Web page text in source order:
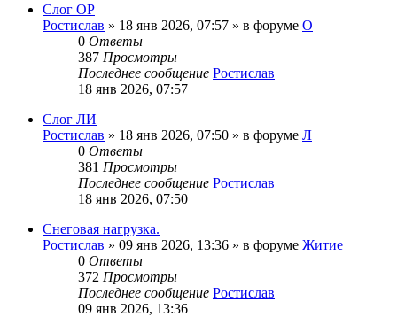
Слог ОР
Ростислав » 18 янв 2026, 07:57 » в форуме О
0 Ответы
387 Просмотры
Последнее сообщение Ростислав
18 янв 2026, 07:57
Слог ЛИ
Ростислав » 18 янв 2026, 07:50 » в форуме Л
0 Ответы
381 Просмотры
Последнее сообщение Ростислав
18 янв 2026, 07:50
Снеговая нагрузка.
Ростислав » 09 янв 2026, 13:36 » в форуме Житие
0 Ответы
372 Просмотры
Последнее сообщение Ростислав
09 янв 2026, 13:36